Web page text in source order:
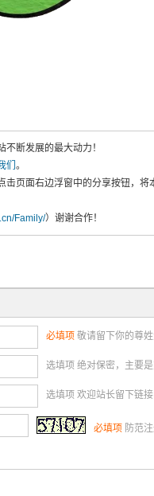
断发展的最大动力！
们 。
击页面右边浮窗中的分享按钮，
Family/）谢谢合作！
必填项 敬请留下你的尊
选填项 绝对保密，主要
选填项 欢迎站长留下链
必填项 防范